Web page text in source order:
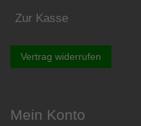
Zur Kasse
Vertrag widerrufen
Mein Konto